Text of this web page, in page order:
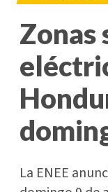
Zonas
La ENEE